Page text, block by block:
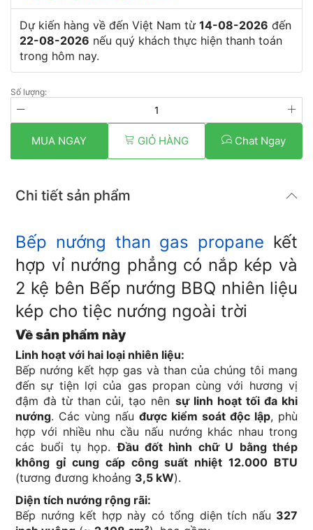
Dự kiến hàng về đến Việt Nam từ 14-08-2026 đến
22-08-2026 nếu quý khách thực hiện thanh toán
trong hôm nay.
Số lượng:
MUA NGAY GIỎ HÀNG Chat Ngay
Chi tiết sản phẩm
Bếp nướng than gas propane kết
hợp vỉ nướng phẳng có nắp kép và
2 kệ bên Bếp nướng BBQ nhiên liệu
kép cho tiệc nướng ngoài trời
Về sản phẩm này
Linh hoạt với hai loại nhiên liệu:
Bếp nướng kết hợp gas và than của chúng tôi mang
đến sự tiện lợi của gas propan cùng với hương vị
đậm đà từ than củi, tạo nên sự linh hoạt tối đa khi
nướng. Các vùng nấu được kiểm soát độc lập, phù
hợp với nhiều nhu cầu nấu nướng khác nhau trong
các buổi tụ họp.Đầu đốt hình chữ U bằng thép
không gỉ cung cấp công suất nhiệt 12.000 BTU
(tương đương khoảng 3,5 kW).
Diện tích nướng rộng rãi:
Bếp nướng kết hợp này có tổng diện tích nấu 327